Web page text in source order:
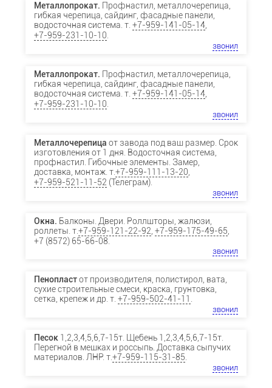
Металлопрокат. Профнастил, металлочерепица,
гибкая черепица, сайдинг, фасадные панели,
водосточная система. т. +7-959-141-05-14,
+7-959-231-10-10.
звонил
Металлопрокат. Профнастил, металлочерепица,
гибкая черепица, сайдинг, фасадные панели,
водосточная система. т. +7-959-141-05-14,
+7-959-231-10-10.
звонил
Металлочерепица от завода под ваш размер. Срок
изготовления от 1 дня. Водосточная система,
профнастил. Гибочные элементы. Замер,
доставка, монтаж. т.+7-959-111-13-20,
+7-959-521-11-52 (Телеграм).
звонил
Окна. Балконы. Двери. Роллшторы, жалюзи,
роллеты. т.+7-959-121-22-92, +7-959-175-49-65,
+7 (8572) 65-66-08.
звонил
Пенопластот производителя, полистирол, вата,
сухие строительные смеси, краска, грунтовка,
сетка, крепеж и др. т. +7-959-502-41-11 .
звонил
Песок1,2,3,4,5,6,7-15т. Щебень 1,2,3,4,5,6,7-15т.
Перегной в мешках и россыпь. Доставка сыпучих
материалов. ЛНР. т.+7-959-115-31-85.
звонил